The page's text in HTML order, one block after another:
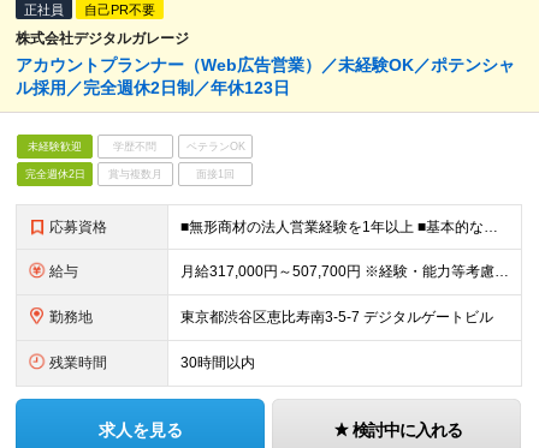
正社員 自己PR不要
株式会社デジタルガレージ
アカウントプランナー（Web広告営業）／未経験OK／ポテンシャ
ル採用／完全週休2日制／年休123日
未経験歓迎 学歴不問 ベテランOK
完全週休2日 賞与複数月 面接1回
応募資格 ■無形商材の法人営業経験を1年以上 ■基本的な課題解決能力、論理的思考力をお持ちの方 ■協調性があり、チームとして結果にコミットできる方 ■Web広告業界でスキルアップしたい方
給与 月給317,000円～507,700円 ※経験・能力等考慮の上、規定により優遇 ※固定残業代（30時間相当の残業手当及び深夜勤務手当として69,750円～87,120円）を月給に含んで支給 ※超過分
勤務地 東京都渋谷区恵比寿南3-5-7 デジタルゲートビル
残業時間 30時間以内
求人を見る 検討中に入れる